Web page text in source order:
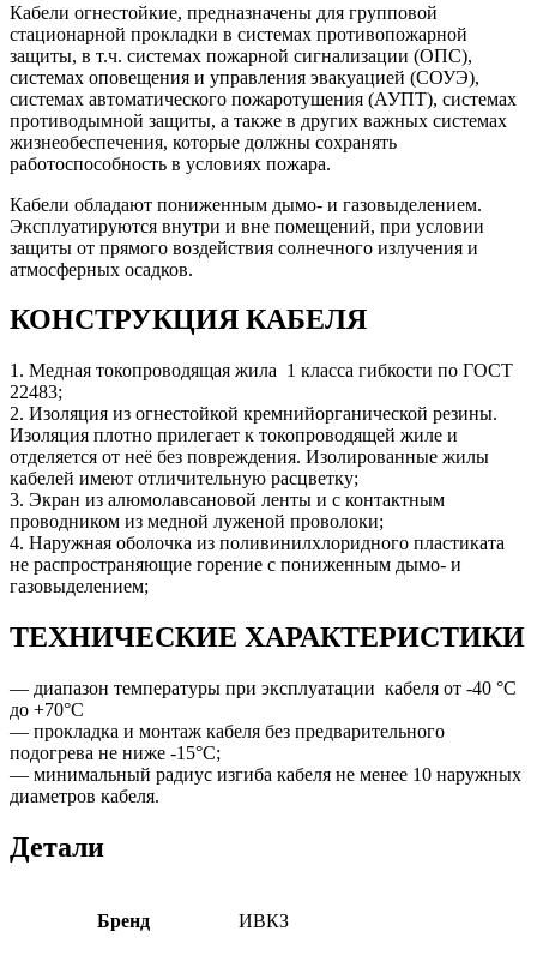
Кабели огнестойкие, предназначены для групповой
стационарной прокладки в системах противопожарной
защиты, в т.ч. системах пожарной сигнализации (ОПС),
системах оповещения и управления эвакуацией (СОУЭ),
системах автоматического пожаротушения (АУПТ), системах
противодымной защиты, а также в других важных системах
жизнеобеспечения, которые должны сохранять
работоспособность в условиях пожара.
Кабели обладают пониженным дымо- и газовыделением.
Эксплуатируются внутри и вне помещений, при условии
защиты от прямого воздействия солнечного излучения и
атмосферных осадков.
КОНСТРУКЦИЯ КАБЕЛЯ
1. Медная токопроводящая жила 1 класса гибкости по ГОСТ
22483;
2. Изоляция из огнестойкой кремнийорганической резины.
Изоляция плотно прилегает к токопроводящей жиле и
отделяется от неё без повреждения. Изолированные жилы
кабелей имеют отличительную расцветку;
3. Экран из алюмолавсановой ленты и с контактным
проводником из медной луженой проволоки;
4. Наружная оболочка из поливинилхлоридного пластиката
не распространяющие горение с пониженным дымо- и
газовыделением;
ТЕХНИЧЕСКИЕ ХАРАКТЕРИСТИКИ
— диапазон температуры при эксплуатации кабеля от -40 °С
до +70°С
— прокладка и монтаж кабеля без предварительного
подогрева не ниже -15°С;
— минимальный радиус изгиба кабеля не менее 10 наружных
диаметров кабеля.
Детали
Бренд ИВКЗ